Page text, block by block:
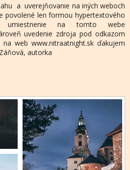
a uverejňovanie na iných weboch
povolené len formou hypertextového
umiestnenie na tomto webe
uvedenie zdroja pod odkazom
web www.nitraatnight.sk ďakujem
autorka